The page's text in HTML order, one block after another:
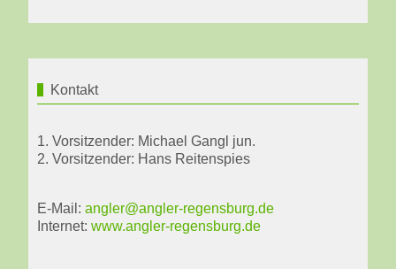
Kontakt
1. Vorsitzender: Michael Gangl jun.
2. Vorsitzender: Hans Reitenspies
E-Mail: angler@angler-regensburg.de
Internet: www.angler-regensburg.de